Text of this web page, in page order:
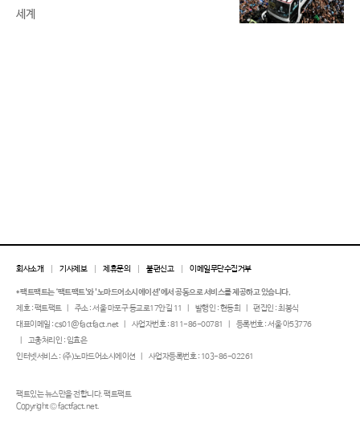
세계
회사소개 기사제보 제휴문의 불편신고 이메일무단수집거부
* 팩트팩트는 ‘팩트팩트'와 '노마드어소시에이션'에서 공동으로 서비스를 제공하고 있습니다.
제호 : 팩트팩트
주소 : 서울 마포구 동교로17안길 11 발행인 : 현동희
편집인 : 최봉식
대표이메일 : cs01@factfact.net
사업자번호 : 811-86-00781
등록번호 : 서울 아53776
고충처리인 : 임효은
인터넷서비스 : (주)노마드어소시에이션
사업자등록번호 : 103-86-02261
팩트있는 뉴스만을 전합니다. 팩트팩트
Copyright © factfact.net.